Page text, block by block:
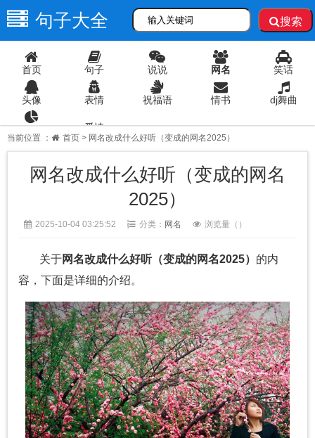
句子大全 搜索
首页 句子 说说 网名 笑话
头像 表情 祝福语 情书 dj舞曲
爱情
当前位置 ： 首页 > 网名改成什么好听（变成的网名2025）
网名改成什么好听（变成的网名
2025）
2025-10-04 03:25:52 分类： 网名 浏览量（ ）
关于网名改成什么好听（变成的网名2025） 的内
容，下面是详细的介绍。